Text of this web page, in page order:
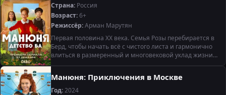
Страна: Россия
Возраст:6+
Режиссёр:Арман Марутян
Первая половина ХХ века. Семья Розы перебирается в
Берд, чтобы начать всё с чистого листа и гармонично
влиться в размеренный и многовековой уклад жизни
Манюня: Приключения в Москве
Год:2024